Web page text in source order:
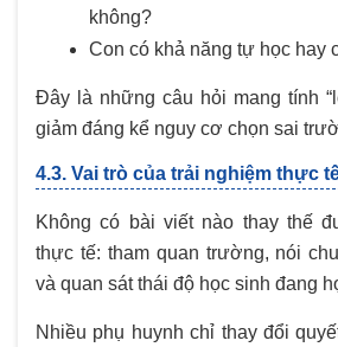
không?
Con có khả năng tự học hay
Đây là những câu hỏi mang tính
giảm đáng kể nguy cơ chọn sai
4.3. Vai trò của trải nghiệm thực
Không có bài viết nào thay thế
thực tế: tham quan trường, nói
và quan sát thái độ học sinh đang
Nhiều phụ huynh chỉ thay đổi